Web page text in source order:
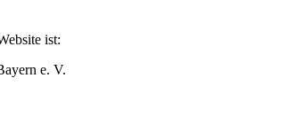
ist:
e. V.